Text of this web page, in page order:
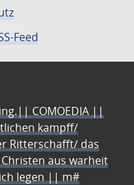
Feed
COMOEDIA ||
kampff/
Ritterschafft/ das
aus warheit
legen || m#